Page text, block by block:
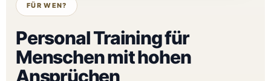
FÜR WEN?
Personal Training für
Menschen mit hohen
Ansprüchen